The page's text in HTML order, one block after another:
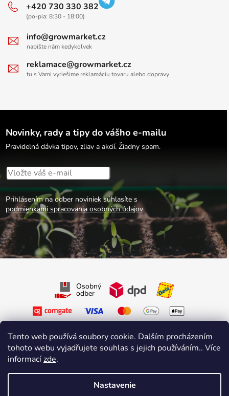
Tento web používá soubory cookie. Dalším procházením
tohoto webu vyjadřujete souhlas s jejich používáním.. Více
informacízde.
Nastavenie
+420 730 330 382
(po-pia: 8:30 - 18:00)
info@growmarket.cz
napíšte nám kedykoľvek
reklamace@growmarket.cz
tu s Vami vyriešime reklamáciu tovaru alebo dopravy
Novinky, rady a tipy do vášho e-mailu
Pravidelná dávka tipov, zliav a akcií. Žiadny spam.
Prihlásením na odber noviniek súhlasíte s
podmienkami spracovania osobných údajov
Osobný
odber
Sledujte nás na Instagrame